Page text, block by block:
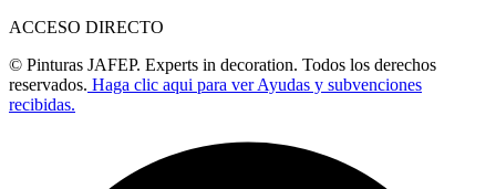
ACCESO DIRECTO
© Pinturas JAFEP. Experts in decoration. Todos los derechos
reservados. Haga clic aqui para ver Ayudas y subvenciones
recibidas.